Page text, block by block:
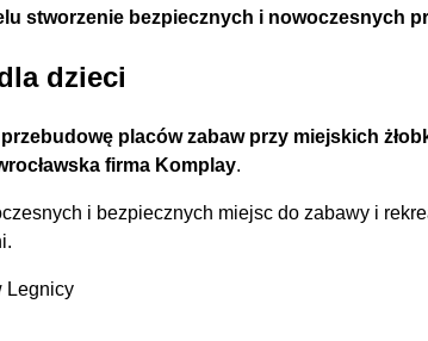
stworzenie bezpiecznych i nowoczesnych
dzieci
placów zabaw przy miejskich
firma Komplay.
i bezpiecznych miejsc do zabawy i